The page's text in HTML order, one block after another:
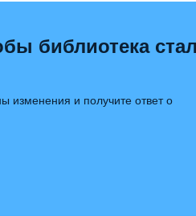
библиотека
изменения и получите ответ о